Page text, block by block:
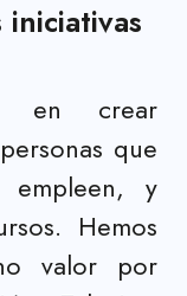
en crear
que
empleen, y
Hemos
valor por